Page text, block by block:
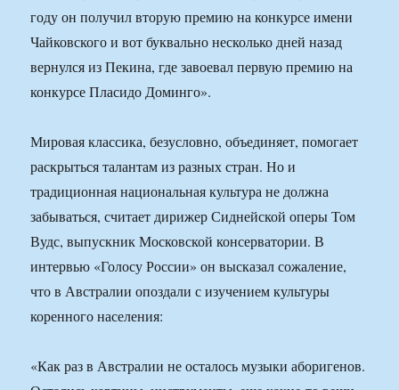
году он получил вторую премию на конкурсе имени
Чайковского и вот буквально несколько дней назад
вернулся из Пекина, где завоевал первую премию на
конкурсе Пласидо Доминго».
Мировая классика, безусловно, объединяет, помогает
раскрыться талантам из разных стран. Но и
традиционная национальная культура не должна
забываться, считает дирижер Сиднейской оперы Том
Вудс, выпускник Московской консерватории. В
интервью «Голосу России» он высказал сожаление,
что в Австралии опоздали с изучением культуры
коренного населения:
«Как раз в Австралии не осталось музыки аборигенов.